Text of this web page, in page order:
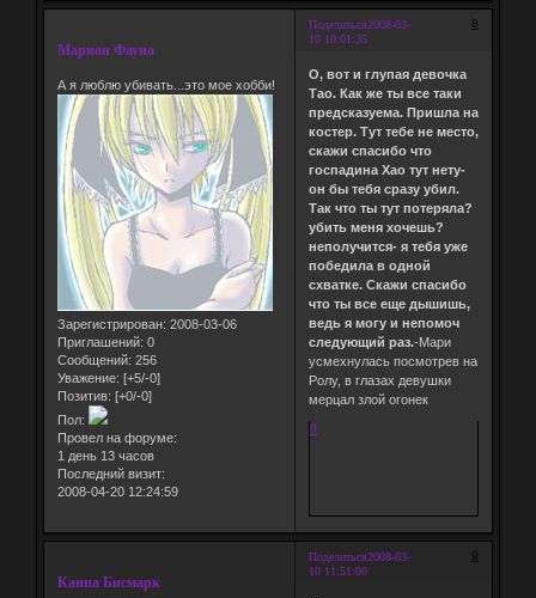
Поделиться 8
2008-03-
10 10:01:35
Марион Фауна
А я люблю убивать...это мое хобби!
Зарегистрирован: 2008-03-06
Приглашений: 0
Сообщений: 256
Уважение: [+5/-0]
Позитив: [+0/-0]
Пол:
Провел на форуме:
1 день 13 часов
Последний визит:
2008-04-20 12:24:59
О, вот и глупая девочка
Тао. Как же ты все таки
предсказуема. Пришла на
костер. Тут тебе не место,
скажи спасибо что
госпадина Хао тут нету-
он бы тебя сразу убил.
Так что ты тут потеряла?
убить меня хочешь?
неполучится- я тебя уже
победила в одной
схватке. Скажи спасибо
что ты все еще дышишь,
ведь я могу и непомоч
следующий раз.-Мари
усмехнулась посмотрев на
Ролу, в глазах девушки
мерцал злой огонек
0
Поделиться 9
2008-03-
10 11:51:00
Канна Бисмарк